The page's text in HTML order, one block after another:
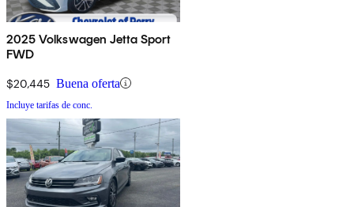
2025 Volkswagen Jetta Sport
FWD
$20,445 Buena oferta
Incluye tarifas de conc.